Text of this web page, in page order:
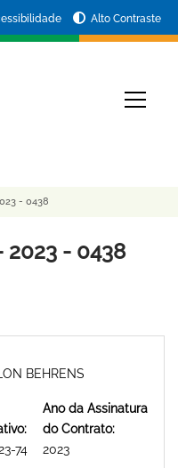
Alto Contraste
- 0438
2023 - 0438
BEHRENS
74
Ano da Assinatura
do Contrato:
2023